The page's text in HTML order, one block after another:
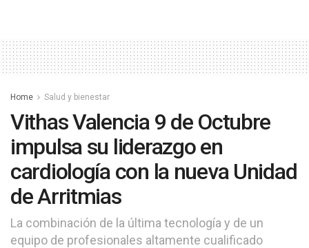
Home Salud y bienestar
Vithas Valencia 9 de Octubre
impulsa su liderazgo en
cardiología con la nueva Unidad
de Arritmias
La combinación de la última tecnología y de un
equipo de profesionales altamente cualificado